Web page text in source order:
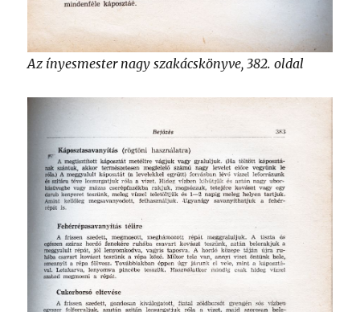
Az ínyesmester nagy szakácskönyve, 382. oldal